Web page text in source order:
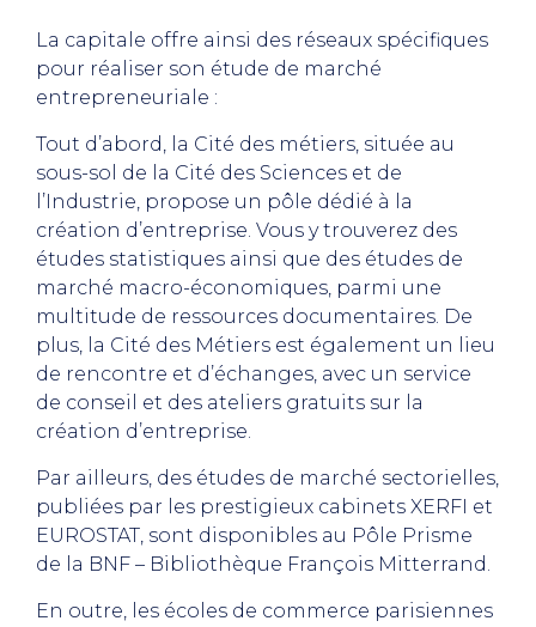
La capitale offre ainsi des réseaux spécifiques
pour réaliser son étude de marché
entrepreneuriale :
Tout d’abord, la Cité des métiers, située au
sous-sol de la Cité des Sciences et de
l’Industrie, propose un pôle dédié à la
création d’entreprise. Vous y trouverez des
études statistiques ainsi que des études de
marché macro-économiques, parmi une
multitude de ressources documentaires. De
plus, la Cité des Métiers est également un lieu
de rencontre et d’échanges, avec un service
de conseil et des ateliers gratuits sur la
création d’entreprise.
Par ailleurs, des études de marché sectorielles,
publiées par les prestigieux cabinets XERFI et
EUROSTAT, sont disponibles au Pôle Prisme
de la BNF – Bibliothèque François Mitterrand.
En outre, les écoles de commerce parisiennes